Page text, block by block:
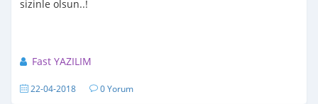
sizinle olsun..!
Fast YAZILIM
22-04-2018 0 Yorum